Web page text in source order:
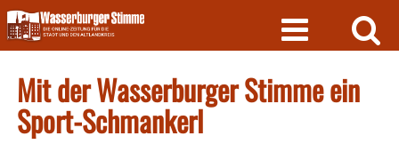
Skip
to
content
Mit der Wasserburger Stimme ein
Sport-Schmankerl